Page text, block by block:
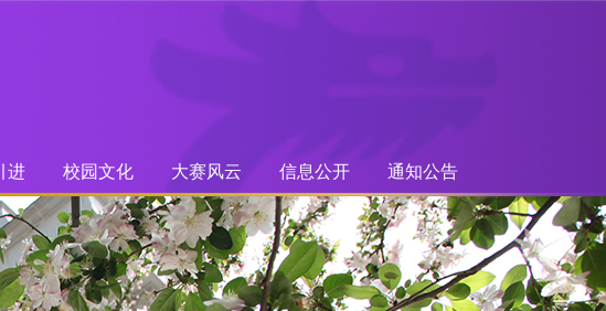
进 校园文化 大赛风云 信息公开 通知公告